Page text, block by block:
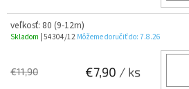
veľkosť: 80 (9-12m)
Skladom | 54304/12 Môžeme doručiť do: 7.8.26
€11,90 €7,90 / ks